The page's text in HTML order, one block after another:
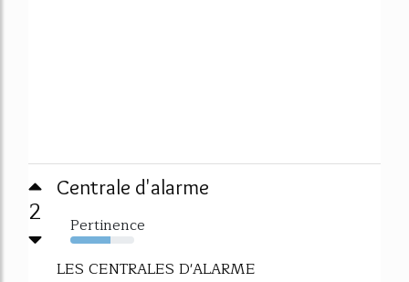
2
Centrale d'alarme
Pertinence
63%
LES CENTRALES D'ALARME